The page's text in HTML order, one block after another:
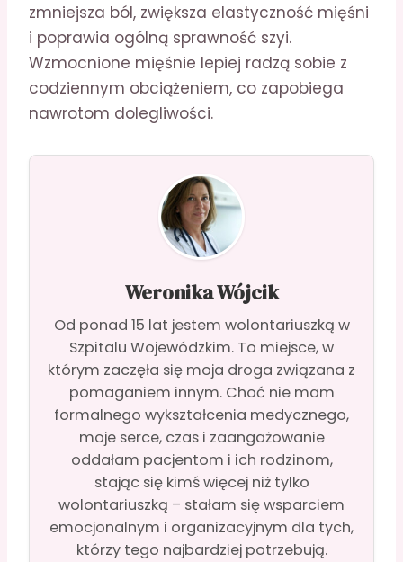
zmniejsza ból, zwiększa elastyczność mięśni
i poprawia ogólną sprawność szyi.
Wzmocnione mięśnie lepiej radzą sobie z
codziennym obciążeniem, co zapobiega
nawrotom dolegliwości.
Weronika Wójcik
Od ponad 15 lat jestem wolontariuszką w
Szpitalu Wojewódzkim. To miejsce, w
którym zaczęła się moja droga związana z
pomaganiem innym. Choć nie mam
formalnego wykształcenia medycznego,
moje serce, czas i zaangażowanie
oddałam pacjentom i ich rodzinom,
stając się kimś więcej niż tylko
wolontariuszką – stałam się wsparciem
emocjonalnym i organizacyjnym dla tych,
którzy tego najbardziej potrzebują.